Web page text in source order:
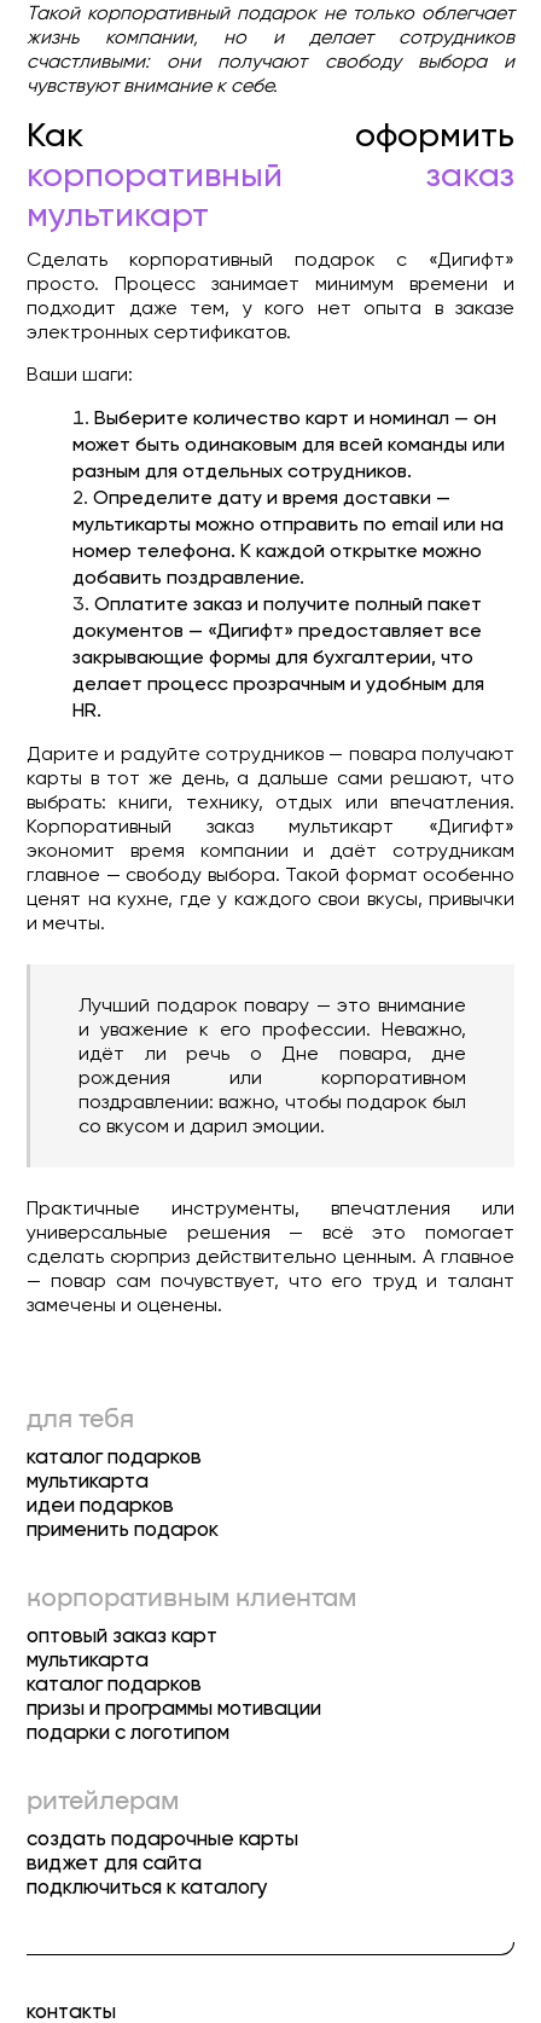
Такой корпоративный подарок не только облегчает
жизнь компании, но и делает сотрудников
счастливыми: они получают свободу выбора и
чувствуют внимание к себе.
Как оформить
корпоративный заказ
мультикарт
Сделать корпоративный подарок с «Дигифт»
просто. Процесс занимает минимум времени и
подходит даже тем, у кого нет опыта в заказе
электронных сертификатов.
Ваши шаги:
Выберите количество карт и номинал — он
может быть одинаковым для всей команды или
разным для отдельных сотрудников.
Определите дату и время доставки —
мультикарты можно отправить по email или на
номер телефона. К каждой открытке можно
добавить поздравление.
Оплатите заказ и получите полный пакет
документов — «Дигифт» предоставляет все
закрывающие формы для бухгалтерии, что
делает процесс прозрачным и удобным для
HR.
Дарите и радуйте сотрудников — повара получают
карты в тот же день, а дальше сами решают, что
выбрать: книги, технику, отдых или впечатления.
Корпоративный заказ мультикарт «Дигифт»
экономит время компании и даёт сотрудникам
главное — свободу выбора. Такой формат особенно
ценят на кухне, где у каждого свои вкусы, привычки
и мечты.
Лучший подарок повару — это внимание
и уважение к его профессии. Неважно,
идёт ли речь о Дне повара, дне
рождения или корпоративном
поздравлении: важно, чтобы подарок был
со вкусом и дарил эмоции.
Практичные инструменты, впечатления или
универсальные решения — всё это помогает
сделать сюрприз действительно ценным. А главное
— повар сам почувствует, что его труд и талант
замечены и оценены.
для тебя
каталог подарков
мультикарта
идеи подарков
применить подарок
корпоративным клиентам
оптовый заказ карт
мультикарта
каталог подарков
призы и программы мотивации
подарки с логотипом
ритейлерам
создать подарочные карты
виджет для сайта
подключиться к каталогу
контакты